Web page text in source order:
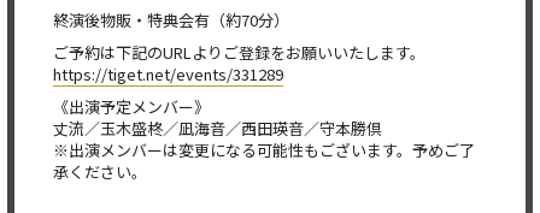
終演後物販・特典会有（約70分）
ご予約は下記のURLよりご登録をお願いいたします。
https://tiget.net/events/331289
《出演予定メンバー》
丈流／玉木盛柊／凪海音／西田瑛音／守本勝倶
※出演メンバーは変更になる可能性もございます。予めご了
承ください。